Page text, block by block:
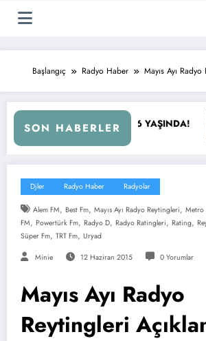
Başlangıç Radyo Haber Mayıs Ayı
SON HABERLERİBB Başkanı Ekrem
Djler Radyo Haber Radyolar
Alem FM, Best Fm, Mayıs Ayı Radyo Reytingleri, Metro
FM, Powertürk Fm, Radyo D, Radyo Ratingleri, Rating,
Süper Fm, TRT Fm, Uryad
Minie 12 Haziran 2015 0 Yorumlar
Mayıs Ayı Radyo
Reytingleri